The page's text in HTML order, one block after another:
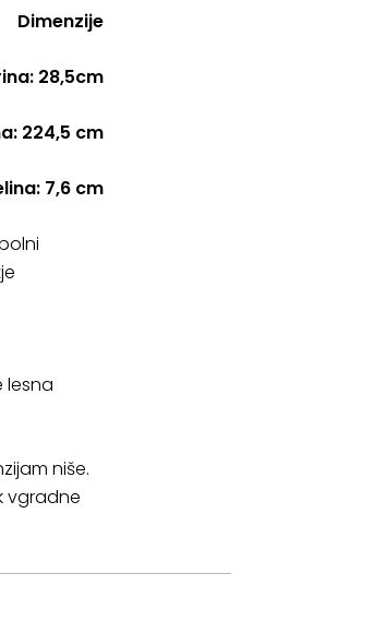
Dimenzije
28,5cm
224,5 cm
7,6 cm
lesna
niše.
vgradne